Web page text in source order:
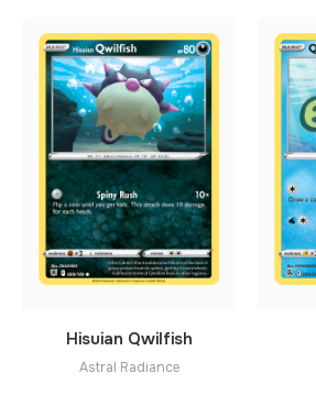
Hisuian Qwilfish
Astral Radiance